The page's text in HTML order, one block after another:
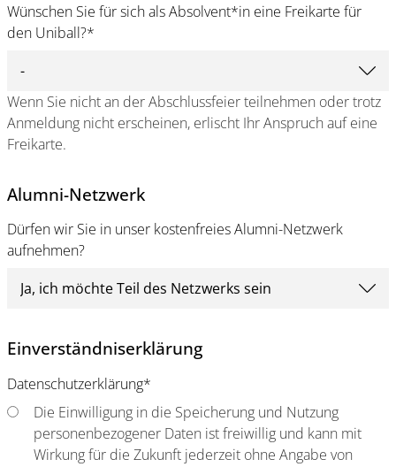
Wünschen Sie für sich als Absolvent*in eine Freikarte für
den Uniball?*
Wenn Sie nicht an der Abschlussfeier teilnehmen oder trotz
Anmeldung nicht erscheinen, erlischt Ihr Anspruch auf eine
Freikarte.
Alumni-Netzwerk
Dürfen wir Sie in unser kostenfreies Alumni-Netzwerk
aufnehmen?
Einverständniserklärung
Datenschutzerklärung*
Die Einwilligung in die Speicherung und Nutzung
personenbezogener Daten ist freiwillig und kann mit
Wirkung für die Zukunft jederzeit ohne Angabe von